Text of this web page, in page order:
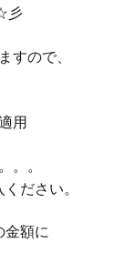
彡
すので、
用
。。
ださい。
金額に